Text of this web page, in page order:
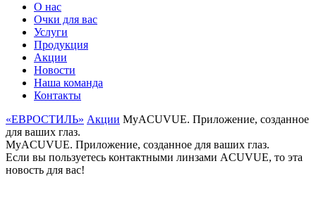
О нас
Очки для вас
Услуги
Продукция
Акции
Новости
Наша команда
Контакты
«ЕВРОСТИЛЬ» Акции MyACUVUE. Приложение, созданное
для ваших глаз.
MyACUVUE. Приложение, созданное для ваших глаз.
Если вы пользуетесь контактными линзами ACUVUE, то эта
новость для вас!